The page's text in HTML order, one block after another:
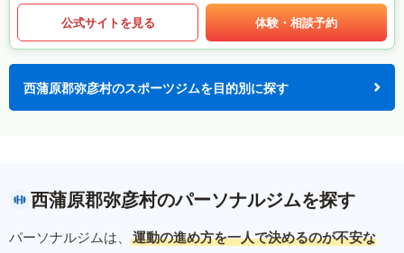
公式サイトを見る 体験・相談予約
西蒲原郡弥彦村のスポーツジムを目的別に探す
西蒲原郡弥彦村のパーソナルジムを探す
パーソナルジムは、
運動の進め方を一人で決めるのが不安な